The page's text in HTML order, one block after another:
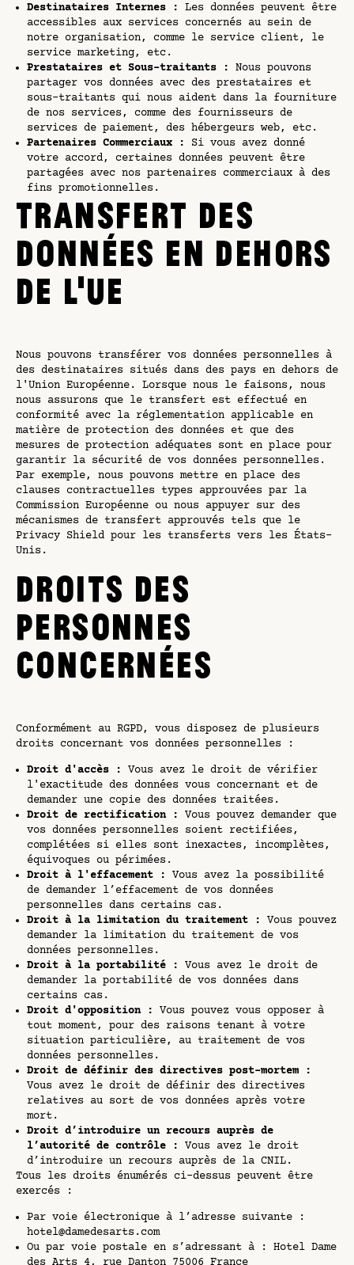
Destinataires Internes :
Les données peuvent être
accessibles aux services concernés au sein de
notre organisation, comme le service client, le
service marketing, etc.
Prestataires et Sous-traitants :
Nous pouvons
partager vos données avec des prestataires et
sous-traitants qui nous aident dans la fourniture
de nos services, comme des fournisseurs de
services de paiement, des hébergeurs web, etc.
Partenaires Commerciaux :
Si vous avez donné
votre accord, certaines données peuvent être
partagées avec nos partenaires commerciaux à des
fins promotionnelles.
TRANSFERT DES
DONNÉES EN DEHORS
DE L'UE
Nous pouvons transférer vos données personnelles à
des destinataires situés dans des pays en dehors de
l'Union Européenne. Lorsque nous le faisons, nous
nous assurons que le transfert est effectué en
conformité avec la réglementation applicable en
matière de protection des données et que des
mesures de protection adéquates sont en place pour
garantir la sécurité de vos données personnelles.
Par exemple, nous pouvons mettre en place des
clauses contractuelles types approuvées par la
Commission Européenne ou nous appuyer sur des
mécanismes de transfert approuvés tels que le
Privacy Shield pour les transferts vers les États-
Unis.
DROITS DES
PERSONNES
CONCERNÉES
Conformément au RGPD, vous disposez de plusieurs
droits concernant vos données personnelles :
Droit d'accès :
Vous avez le droit de vérifier
l'exactitude des données vous concernant et de
demander une copie des données traitées.
Droit de rectification :
Vous pouvez demander que
vos données personnelles soient rectifiées,
complétées si elles sont inexactes, incomplètes,
équivoques ou périmées.
Droit à l'effacement :
Vous avez la possibilité
de demander l’effacement de vos données
personnelles dans certains cas.
Droit à la limitation du traitement :
Vous pouvez
demander la limitation du traitement de vos
données personnelles.
Droit à la portabilité :
Vous avez le droit de
demander la portabilité de vos données dans
certains cas.
Droit d'opposition :
Vous pouvez vous opposer à
tout moment, pour des raisons tenant à votre
situation particulière, au traitement de vos
données personnelles.
Droit de définir des directives post-mortem :
Vous avez le droit de définir des directives
relatives au sort de vos données après votre
mort.
Droit d’introduire un recours auprès de
l’autorité de contrôle :
Vous avez le droit
d’introduire un recours auprès de la CNIL.
Tous les droits énumérés ci-dessus peuvent être
exercés :
Par voie électronique à l’adresse suivante :
hotel@damedesarts.com
Ou par voie postale en s’adressant à : Hotel Dame